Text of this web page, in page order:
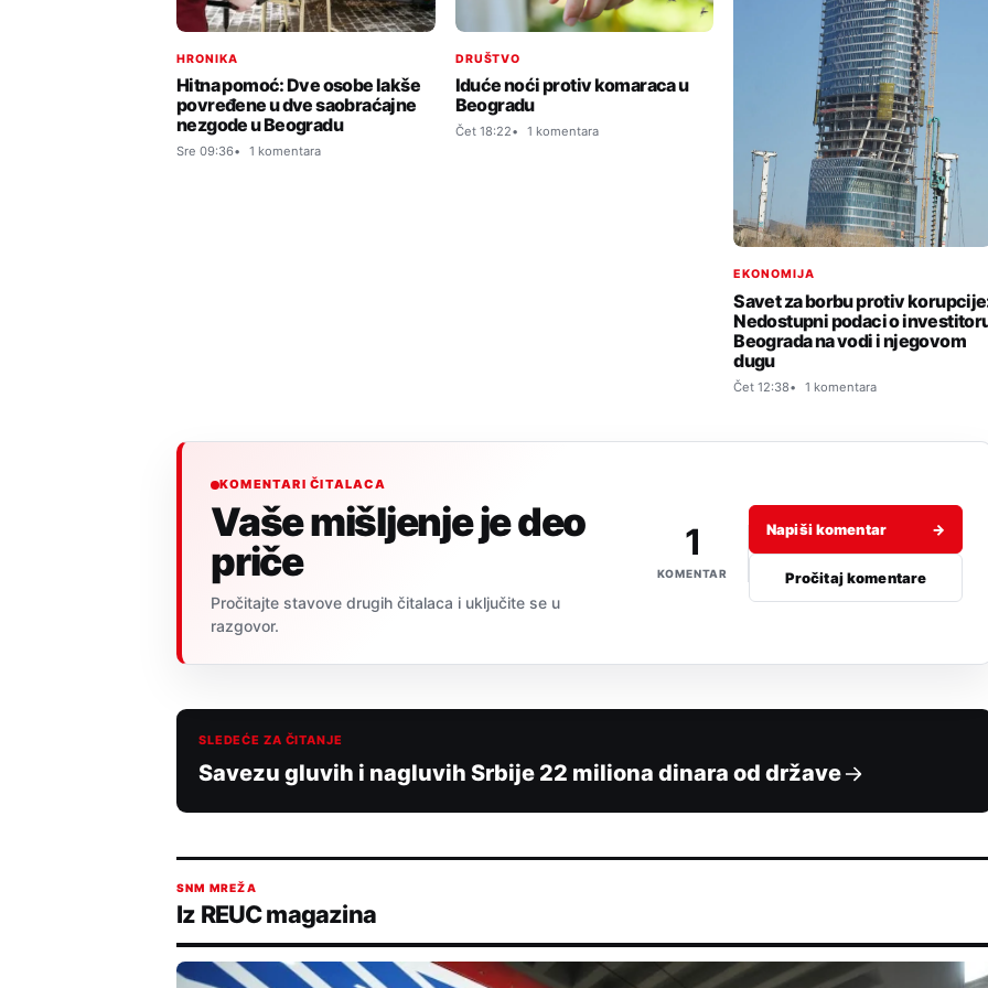
HRONIKA
Hitna pomoć: Dve osobe lakše
povređene u dve saobraćajne
nezgode u Beogradu
Sre 09:36 1 komentara
DRUŠTVO
Iduće noći protiv komaraca u
Beogradu
Čet 18:22 1 komentara
EKONOMIJA
Savet za borbu protiv
Nedostupni podaci o
Beograda na vodi i njegovom
dugu
Čet 12:38 1 komentara
KOMENTARI ČITALACA
Vaše mišljenje je deo
priče
Pročitajte stavove drugih čitalaca i uključite se u
razgovor.
1
KOMENTAR
Napiši komentar →
Pročitaj komentare
SLEDEĆE ZA ČITANJE
Savezu gluvih i nagluvih Srbije 22 miliona dinara od države
SNM MREŽA
Iz REUC magazina